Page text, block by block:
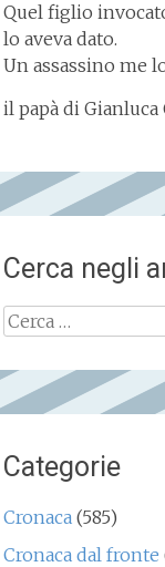
Quel figlio
lo aveva dato.
Un assassino me
il papà di
Cerca negli
Ricerca
Categorie
Cronaca(585)
Cronaca dal fronte